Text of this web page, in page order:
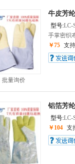
量询价
牛皮芳
型号:LC-
手掌密织
￥75 支
铝箔芳
型号:LC-
￥104 支